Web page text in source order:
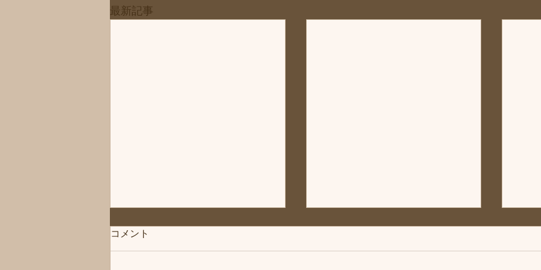
最新記事
◆「お知らせ」練馬髪質改善
コメント